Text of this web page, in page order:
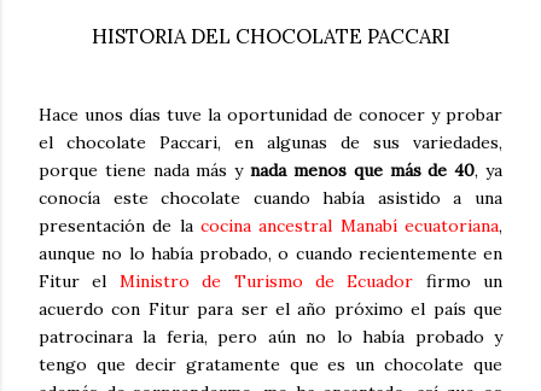
HISTORIA DEL CHOCOLATE PACCARI
Hace unos días tuve la oportunidad de conocer y probar
el chocolate Paccari, en algunas de sus variedades,
porque tiene nada más ynada menos que más de 40, ya
conocía este chocolate cuando había asistido a una
presentación de la cocina ancestral Manabí ecuatoriana,
aunque no lo había probado, o cuando recientemente en
Fitur el Ministro de Turismo de Ecuador firmo un
acuerdo con Fitur para ser el año próximo el país que
patrocinara la feria, pero aún no lo había probado y
tengo que decir gratamente que es un chocolate que